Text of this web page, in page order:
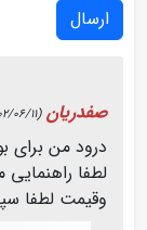
ارسال
صفدریان (1402/06/11)
درود من برای
لطفا
وقیمت لطفا